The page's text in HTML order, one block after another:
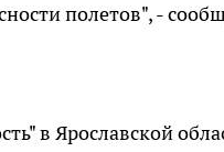
полетов", -
в Ярославской